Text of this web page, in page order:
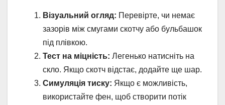
Візуальний огляд: Перевірте, чи немає
зазорів між смугами скотчу або бульбашок
під плівкою.
Тест на міцність: Легенько натисніть на
скло. Якщо скотч відстає, додайте ще шар.
Симуляція тиску: Якщо є можливість,
використайте фен, щоб створити потік